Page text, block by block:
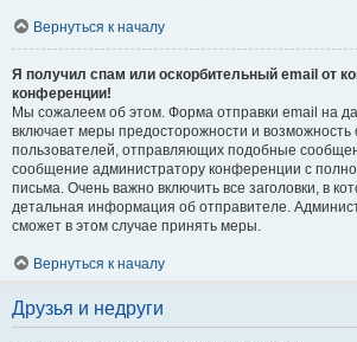
Вернуться к началу
Я получил спам или оскорбительный email от
конференции!
Мы сожалеем об этом. Форма отправки email на
включает меры предосторожности и возможность
пользователей, отправляющих подобные
сообщение администратору конференции с
письма. Очень важно включить все заголовки, в
детальная информация об отправителе.
сможет в этом случае принять меры.
Вернуться к началу
Друзья и недруги